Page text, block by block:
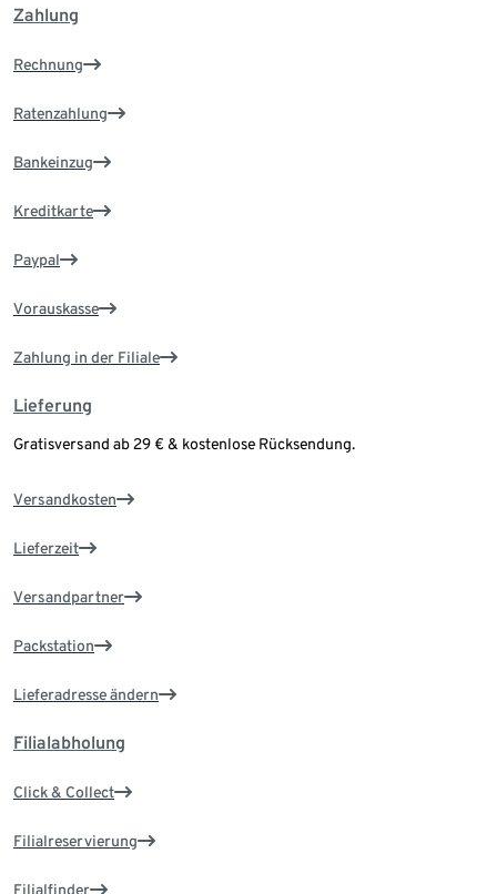
Zahlung
Rechnung
Ratenzahlung
Bankeinzug
Kreditkarte
Paypal
Vorauskasse
Zahlung in der Filiale
Lieferung
Gratisversand ab 29 € & kostenlose Rücksendung.
Versandkosten
Lieferzeit
Versandpartner
Packstation
Lieferadresse ändern
Filialabholung
Click & Collect
Filialreservierung
Filialfinder